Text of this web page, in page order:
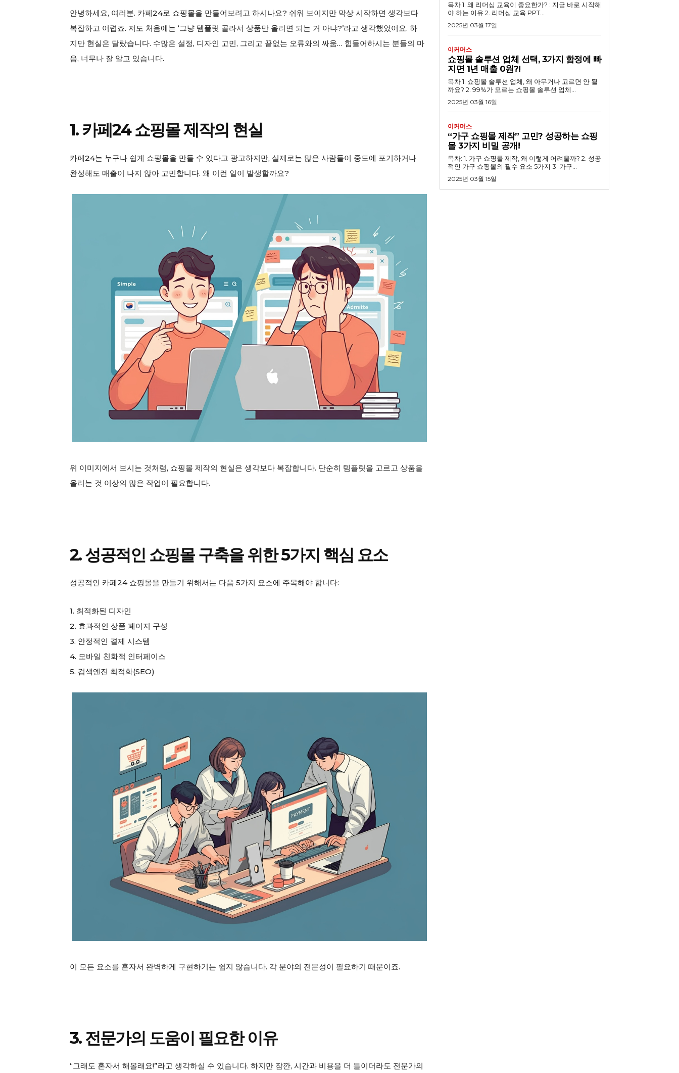
GB leader Company
회사소개
고객센터
구독 플랜
마이페이지
광고 및 제휴문의
개인정보취급방침
안녕하세요, 여러분. 카페24로 쇼핑몰을 만들어보려고 하시나요? 쉬워 보이지만 막상 시작하면 생각보다
복잡하고 어렵죠. 저도 처음에는 ‘그냥 템플릿 골라서 상품만 올리면 되는 거 아냐?’라고 생각했었어요. 하
지만 현실은 달랐습니다. 수많은 설정, 디자인 고민, 그리고 끝없는 오류와의 싸움… 힘들어하시는 분들의 마
음, 너무나 잘 알고 있습니다.
1. 카페24 쇼핑몰 제작의 현실
카페24는 누구나 쉽게 쇼핑몰을 만들 수 있다고 광고하지만, 실제로는 많은 사람들이 중도에 포기하거나
완성해도 매출이 나지 않아 고민합니다. 왜 이런 일이 발생할까요?
위 이미지에서 보시는 것처럼, 쇼핑몰 제작의 현실은 생각보다 복잡합니다. 단순히 템플릿을 고르고 상품을
올리는 것 이상의 많은 작업이 필요합니다.
2. 성공적인 쇼핑몰 구축을 위한 5가지 핵심 요소
성공적인 카페24 쇼핑몰을 만들기 위해서는 다음 5가지 요소에 주목해야 합니다:
1. 최적화된 디자인
2. 효과적인 상품 페이지 구성
3. 안정적인 결제 시스템
4. 모바일 친화적 인터페이스
5. 검색엔진 최적화(SEO)
이 모든 요소를 혼자서 완벽하게 구현하기는 쉽지 않습니다. 각 분야의 전문성이 필요하기 때문이죠.
3. 전문가의 도움이 필요한 이유
“그래도 혼자서 해볼래요!”라고 생각하실 수 있습니다. 하지만 잠깐, 시간과 비용을 더 들이더라도 전문가의
목차 1. 왜 리더십 교육이 중요한가? : 지금 바로 시작해
야 하는 이유 2. 리더십 교육 PPT...
2025년 03월 17일
이커머스
쇼핑몰 솔루션 업체 선택, 3가지 함정에 빠
지면 1년 매출 0원?!
목차 1. 쇼핑몰 솔루션 업체, 왜 아무거나 고르면 안 될
까요? 2. 99%가 모르는 쇼핑몰 솔루션 업체...
2025년 03월 16일
이커머스
“가구 쇼핑몰 제작” 고민? 성공하는 쇼핑
몰 3가지 비밀 공개!
목차: 1. 가구 쇼핑몰 제작, 왜 이렇게 어려울까? 2. 성공
적인 가구 쇼핑몰의 필수 요소 5가지 3. 가구...
2025년 03월 15일